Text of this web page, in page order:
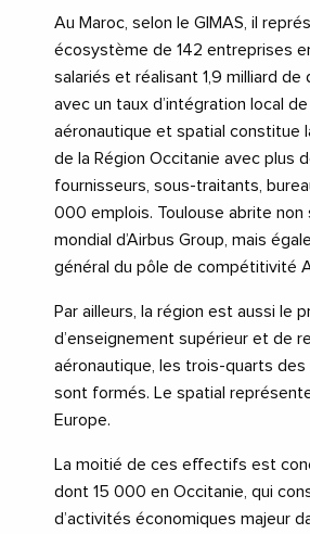
Au Maroc, selon le GIMAS, il
écosystème de 142 entreprises
salariés et réalisant 1,9 milliard de
avec un taux d’intégration local
aéronautique et spatial constitue
de la Région Occitanie avec plus
fournisseurs, sous-traitants,
000 emplois. Toulouse abrite non
mondial d’Airbus Group, mais
général du pôle de compétitivité
Par ailleurs, la région est aussi le
d’enseignement supérieur et de
aéronautique, les trois-quarts
sont formés. Le spatial
Europe.
La moitié de ces effectifs est
dont 15 000 en Occitanie, qui
d’activités économiques majeur